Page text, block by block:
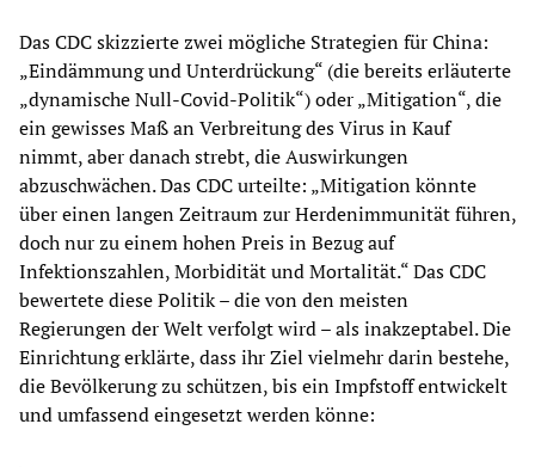
Das CDC skizzierte zwei mögliche Strategien für China:
„Eindämmung und Unterdrückung“ (die bereits erläuterte
„dynamische Null-Covid-Politik“) oder „Mitigation“, die
ein gewisses Maß an Verbreitung des Virus in Kauf
nimmt, aber danach strebt, die Auswirkungen
abzuschwächen. Das CDC urteilte: „Mitigation könnte
über einen langen Zeitraum zur Herdenimmunität führen,
doch nur zu einem hohen Preis in Bezug auf
Infektionszahlen, Morbidität und Mortalität.“ Das CDC
bewertete diese Politik – die von den meisten
Regierungen der Welt verfolgt wird – als inakzeptabel. Die
Einrichtung erklärte, dass ihr Ziel vielmehr darin bestehe,
die Bevölkerung zu schützen, bis ein Impfstoff entwickelt
und umfassend eingesetzt werden könne: